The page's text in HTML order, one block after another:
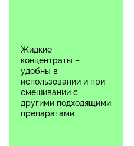
Жидкие
концентраты –
удобны в
использовании и при
смешивании с
другими подходящими
препаратами.